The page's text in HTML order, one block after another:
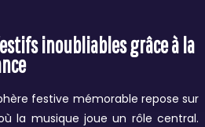
inoubliables grâce à la
festive mémorable repose sur
la musique joue un rôle central.